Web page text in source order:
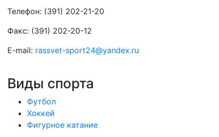
Телефон: (391) 202-21-20
Факс: (391) 202-20-12
E-mail: rassvet-sport24@yandex.ru
Виды спорта
Футбол
Хоккей
Фигурное катание